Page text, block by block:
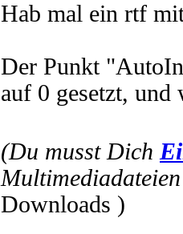
Hab mal ein rtf
Der Punkt
auf 0 gesetzt, und
(Du musst Dich
Downloads )